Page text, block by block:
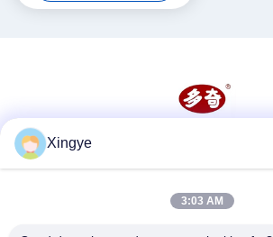
Xingye
3:03 AM